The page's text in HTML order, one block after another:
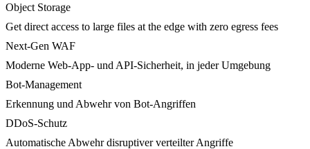
Object Storage
Get direct access to large files at the edge with zero egress fees
Next-Gen WAF
Moderne Web-App- und API-Sicherheit, in jeder Umgebung
Bot-Management
Erkennung und Abwehr von Bot-Angriffen
DDoS-Schutz
Automatische Abwehr disruptiver verteilter Angriffe